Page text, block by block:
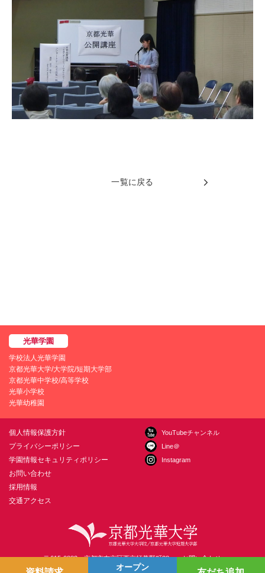
一覧に戻る
学校法人光華学園
京都光華大学/大学院/短期大学部
京都光華中学校/高等学校
光華小学校
光華幼稚園
個人情報保護方針
プライバシーポリシー
学園情報セキュリティポリシー
お問い合わせ
採用情報
交通アクセス
YouTubeチャンネル
Line＠
Instagram
〒615-0882 京都市右京区西京極葛野町38お問い合わせ
オープン